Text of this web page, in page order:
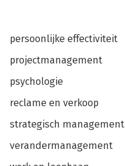
persoonlijke effectiviteit
projectmanagement
psychologie
reclame en verkoop
strategisch management
verandermanagement